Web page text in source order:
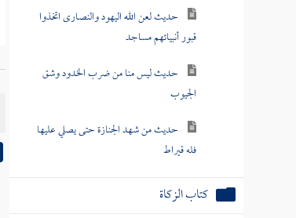
حديث لعن الله اليهود والنصارى اتخذوا
قبور أنبيائهم مساجد
حديث ليس منا من ضرب الخدود وشق
الجيوب
حديث من شهد الجنازة حتى يصلي عليها
فله قيراط
كتاب الزكاة